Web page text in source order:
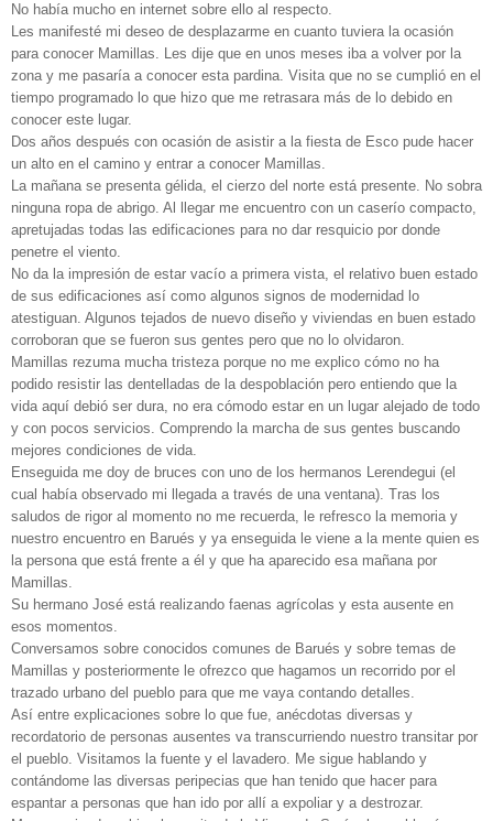
No había mucho en internet sobre ello al respecto.
Les manifesté mi deseo de desplazarme en cuanto tuviera la ocasión
para conocer Mamillas. Les dije que en unos meses iba a volver por la
zona y me pasaría a conocer esta pardina. Visita que no se cumplió en el
tiempo programado lo que hizo que me retrasara más de lo debido en
conocer este lugar.
Dos años después con ocasión de asistir a la fiesta de Esco pude hacer
un alto en el camino y entrar a conocer Mamillas.
La mañana se presenta gélida, el cierzo del norte está presente. No sobra
ninguna ropa de abrigo. Al llegar me encuentro con un caserío compacto,
apretujadas todas las edificaciones para no dar resquicio por donde
penetre el viento.
No da la impresión de estar vacío a primera vista, el relativo buen estado
de sus edificaciones así como algunos signos de modernidad lo
atestiguan. Algunos tejados de nuevo diseño y viviendas en buen estado
corroboran que se fueron sus gentes pero que no lo olvidaron.
Mamillas rezuma mucha tristeza porque no me explico cómo no ha
podido resistir las dentelladas de la despoblación pero entiendo que la
vida aquí debió ser dura, no era cómodo estar en un lugar alejado de todo
y con pocos servicios. Comprendo la marcha de sus gentes buscando
mejores condiciones de vida.
Enseguida me doy de bruces con uno de los hermanos Lerendegui (el
cual había observado mi llegada a través de una ventana). Tras los
saludos de rigor al momento no me recuerda, le refresco la memoria y
nuestro encuentro en Barués y ya enseguida le viene a la mente quien es
la persona que está frente a él y que ha aparecido esa mañana por
Mamillas.
Su hermano José está realizando faenas agrícolas y esta ausente en
esos momentos.
Conversamos sobre conocidos comunes de Barués y sobre temas de
Mamillas y posteriormente le ofrezco que hagamos un recorrido por el
trazado urbano del pueblo para que me vaya contando detalles.
Así entre explicaciones sobre lo que fue, anécdotas diversas y
recordatorio de personas ausentes va transcurriendo nuestro transitar por
el pueblo. Visitamos la fuente y el lavadero. Me sigue hablando y
contándome las diversas peripecias que han tenido que hacer para
espantar a personas que han ido por allí a expoliar y a destrozar.